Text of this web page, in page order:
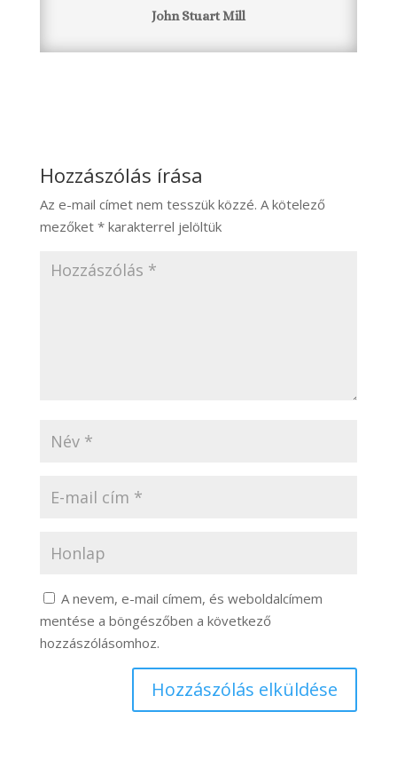
John Stuart Mill
Hozzászólás írása
Az e-mail címet nem tesszük közzé. A kötelező
mezőket *karakterrel jelöltük
A nevem, e-mail címem, és weboldalcímem
mentése a böngészőben a következő
hozzászólásomhoz.